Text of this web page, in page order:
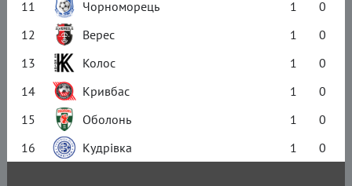
11
Чорноморець 1
0
12
Верес 1
0
13
Колос 1
0
14
Кривбас 1
0
15
Оболонь 1
0
16
Кудрівка 1 0